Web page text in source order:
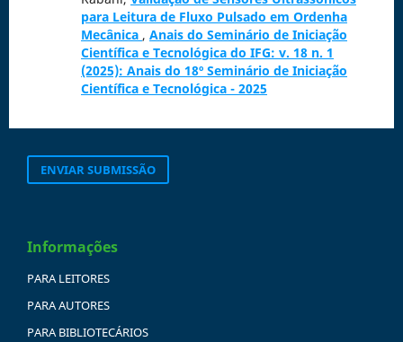
para Leitura de Fluxo Pulsado em Ordenha
Mecânica , Anais do Seminário de Iniciação
Científica e Tecnológica do IFG: v. 18 n. 1
(2025): Anais do 18º Seminário de Iniciação
Científica e Tecnológica - 2025
ENVIAR SUBMISSÃO
Informações
PARA LEITORES
PARA AUTORES
PARA BIBLIOTECÁRIOS